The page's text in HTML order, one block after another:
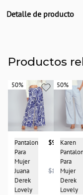
Detalle de producto
COLOMBIA
Importador:
BAGUER SAS
Cuidado y Lavado
Lavar en maquina, no usar
planchar a temperatura tibia
Composición:
97% Poliester
3% Spandex
Productos
50%
50%
Pantalon
Para
Mujer
Juana
Derek
Lovely
$93.950
$187.900
50%
50%
Karen
Para
Mujer
Derek
Lovely